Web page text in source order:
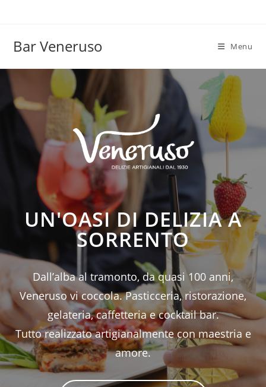
Bar Veneruso Menu
UN'OASI DI DELIZIA A
SORRENTO
Dall’alba al tramonto, da quasi 100 anni,
Veneruso vi coccola. Pasticceria, ristorazione,
gelateria, caffetteria e cocktail bar.
Tutto realizzato artigianalmente con maestria e
amore.